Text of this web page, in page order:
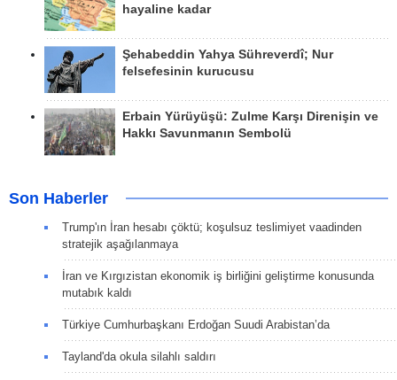
hayaline kadar
Şehabeddin Yahya Sühreverdî; Nur
felsefesinin kurucusu
Erbain Yürüyüşü: Zulme Karşı Direnişin ve
Hakkı Savunmanın Sembolü
Son Haberler
Trump'ın İran hesabı çöktü; koşulsuz teslimiyet vaadinden
stratejik aşağılanmaya
İran ve Kırgızistan ekonomik iş birliğini geliştirme konusunda
mutabık kaldı
Türkiye Cumhurbaşkanı Erdoğan Suudi Arabistan’da
Tayland'da okula silahlı saldırı